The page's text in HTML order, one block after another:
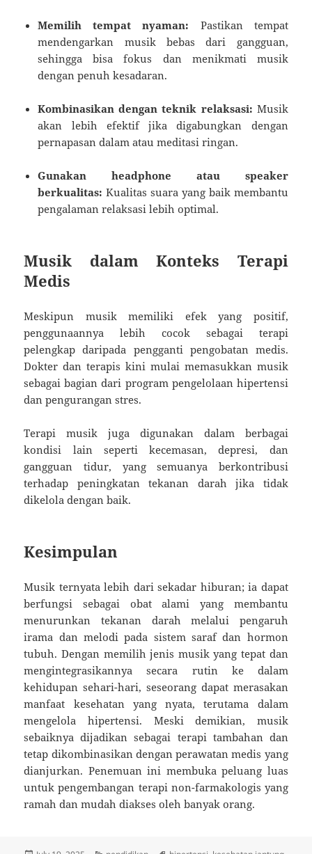
Memilih tempat nyaman: Pastikan tempat
mendengarkan musik bebas dari gangguan,
sehingga bisa fokus dan menikmati musik
dengan penuh kesadaran.
Kombinasikan dengan teknik relaksasi: Musik
akan lebih efektif jika digabungkan dengan
pernapasan dalam atau meditasi ringan.
Gunakan headphone atau speaker
berkualitas: Kualitas suara yang baik membantu
pengalaman relaksasi lebih optimal.
Musik dalam Konteks Terapi
Medis
Meskipun musik memiliki efek yang positif,
penggunaannya lebih cocok sebagai terapi
pelengkap daripada pengganti pengobatan medis.
Dokter dan terapis kini mulai memasukkan musik
sebagai bagian dari program pengelolaan hipertensi
dan pengurangan stres.
Terapi musik juga digunakan dalam berbagai
kondisi lain seperti kecemasan, depresi, dan
gangguan tidur, yang semuanya berkontribusi
terhadap peningkatan tekanan darah jika tidak
dikelola dengan baik.
Kesimpulan
Musik ternyata lebih dari sekadar hiburan; ia dapat
berfungsi sebagai obat alami yang membantu
menurunkan tekanan darah melalui pengaruh
irama dan melodi pada sistem saraf dan hormon
tubuh. Dengan memilih jenis musik yang tepat dan
mengintegrasikannya secara rutin ke dalam
kehidupan sehari-hari, seseorang dapat merasakan
manfaat kesehatan yang nyata, terutama dalam
mengelola hipertensi. Meski demikian, musik
sebaiknya dijadikan sebagai terapi tambahan dan
tetap dikombinasikan dengan perawatan medis yang
dianjurkan. Penemuan ini membuka peluang luas
untuk pengembangan terapi non-farmakologis yang
ramah dan mudah diakses oleh banyak orang.